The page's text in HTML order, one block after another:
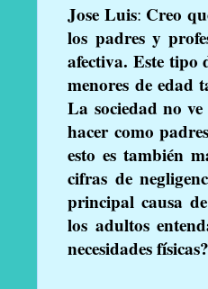
Jose Luis: Creo
los padres y
afectiva. Este tipo
menores de edad
La sociedad no
hacer como
esto es también
cifras de
principal causa
los adultos
necesidades físicas?